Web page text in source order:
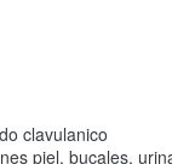
clavulanico
piel, bucales,